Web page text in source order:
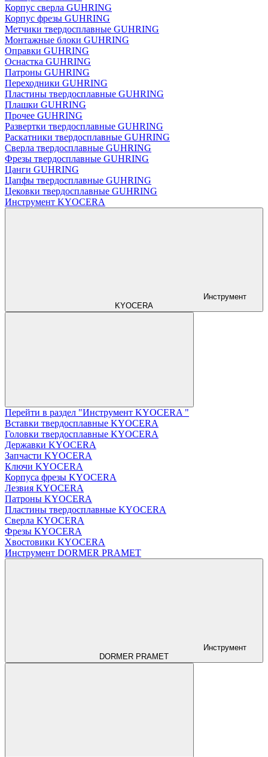
Корпус сверла GUHRING
Корпус фрезы GUHRING
Метчики твердосплавные GUHRING
Монтажные блоки GUHRING
Оправки GUHRING
Оснастка GUHRING
Патроны GUHRING
Переходники GUHRING
Пластины твердосплавные GUHRING
Плашки GUHRING
Прочее GUHRING
Развертки твердосплавные GUHRING
Раскатники твердосплавные GUHRING
Сверла твердосплавные GUHRING
Фрезы твердосплавные GUHRING
Цанги GUHRING
Цапфы твердосплавные GUHRING
Цековки твердосплавные GUHRING
Инструмент KYOCERA
Инструмент
KYOCERA
Перейти в раздел "Инструмент KYOCERA "
Вставки твердосплавные KYOCERA
Головки твердосплавные KYOCERA
Державки KYOCERA
Запчасти KYOCERA
Ключи KYOCERA
Корпуса фрезы KYOCERA
Лезвия KYOCERA
Патроны KYOCERA
Пластины твердосплавные KYOCERA
Сверла KYOCERA
Фрезы KYOCERA
Хвостовики KYOCERA
Инструмент DORMER PRAMET
Инструмент
DORMER PRAMET